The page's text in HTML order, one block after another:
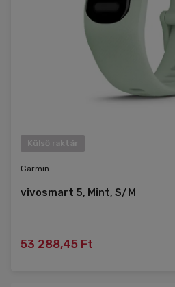
Külső raktár
Garmin
vivosmart 5, Mint, S/M
53 288,45 Ft